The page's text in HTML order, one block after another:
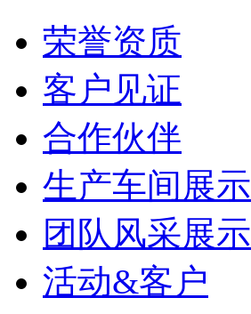
荣誉资质
客户见证
合作伙伴
生产车间展示
团队风采展示
活动&客户